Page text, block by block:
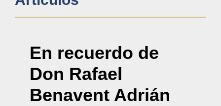
En recuerdo de
Don Rafael
Benavent Adrián